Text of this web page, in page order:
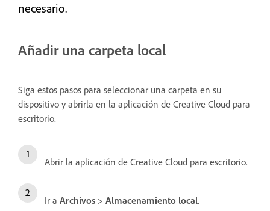
necesario.
Añadir una carpeta local
Siga estos pasos para seleccionar una carpeta en su
dispositivo y abrirla en la aplicación de Creative Cloud para
escritorio.
Abrir la aplicación de Creative Cloud para escritorio.
Ir a Archivos > Almacenamiento local.